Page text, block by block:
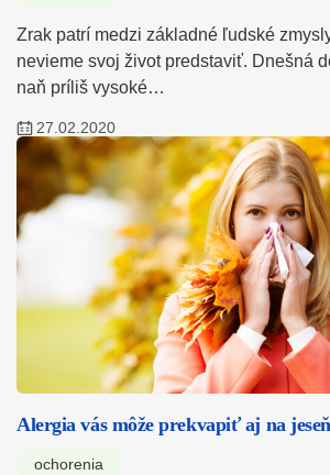
Zrak patrí medzi základné ľudské
nevieme svoj život predstaviť. Dnešná
naň príliš vysoké…
27.02.2020
Alergia vás môže prekvapiť aj na jeseň
ochorenia